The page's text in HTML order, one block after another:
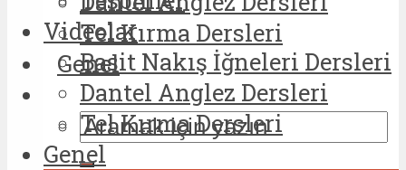
Tel Kırma Dersleri
Genel
Videolar
Basit Nakış İğneleri Dersleri
Dantel Anglez Dersleri
Tel Kırma Dersleri
Genel